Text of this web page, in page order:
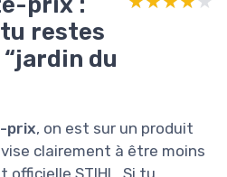
restes
du
prix, on est sur un produit
clairement à être moins